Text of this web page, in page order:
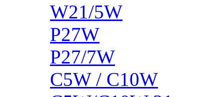
W21/5W
P27W
P27/7W
C5W / C10W